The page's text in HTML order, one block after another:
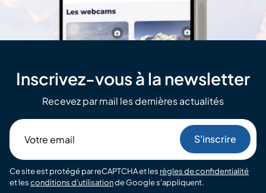
Inscrivez-vous à la newsletter
Recevez par mail les dernières actualités
email
Ce site est protégé par reCAPTCHA et les règles de confidentialité
et lesconditions d'utilisationde Google s'appliquent.